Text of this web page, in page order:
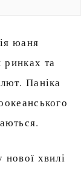
юаня
ринках та
Паніка
хвилі